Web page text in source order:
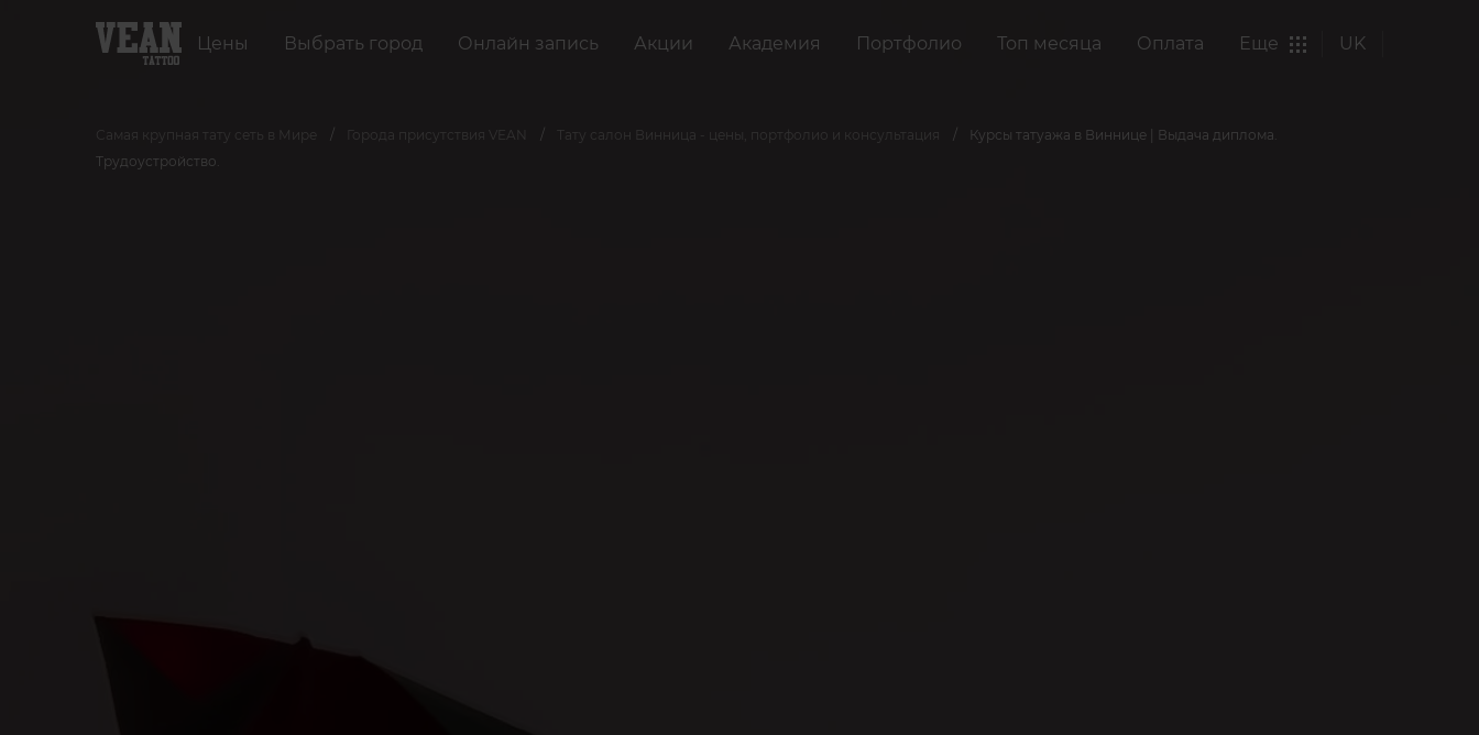
Цены Выбрать город Онлайн запись Акции Академия Портфолио Топ месяца Оплата Еще UK
Самая крупная тату сеть в Мире Города присутствия VEAN Тату салон Винница - цены, портфолио и консультация
Курсы татуажа в Виннице | Выдача диплома.
Трудоустройство.